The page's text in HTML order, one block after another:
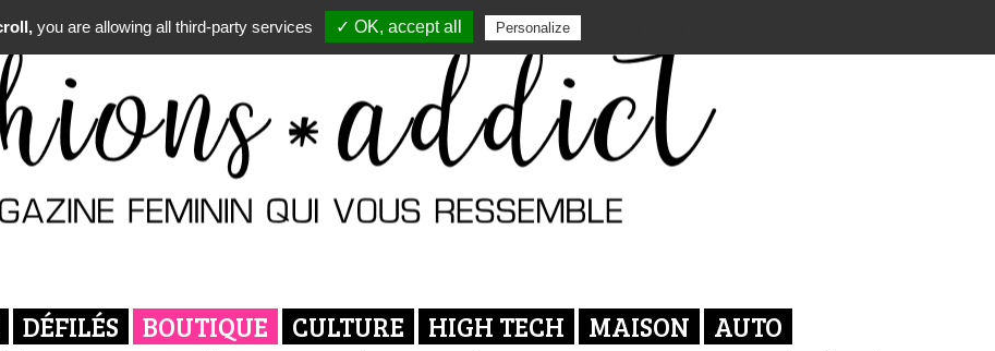
DÉFILÉS BOUTIQUE CULTURE HIGH TECH MAISON
AUTO
you are allowing all third-party services ✓ OK, accept all Personalize